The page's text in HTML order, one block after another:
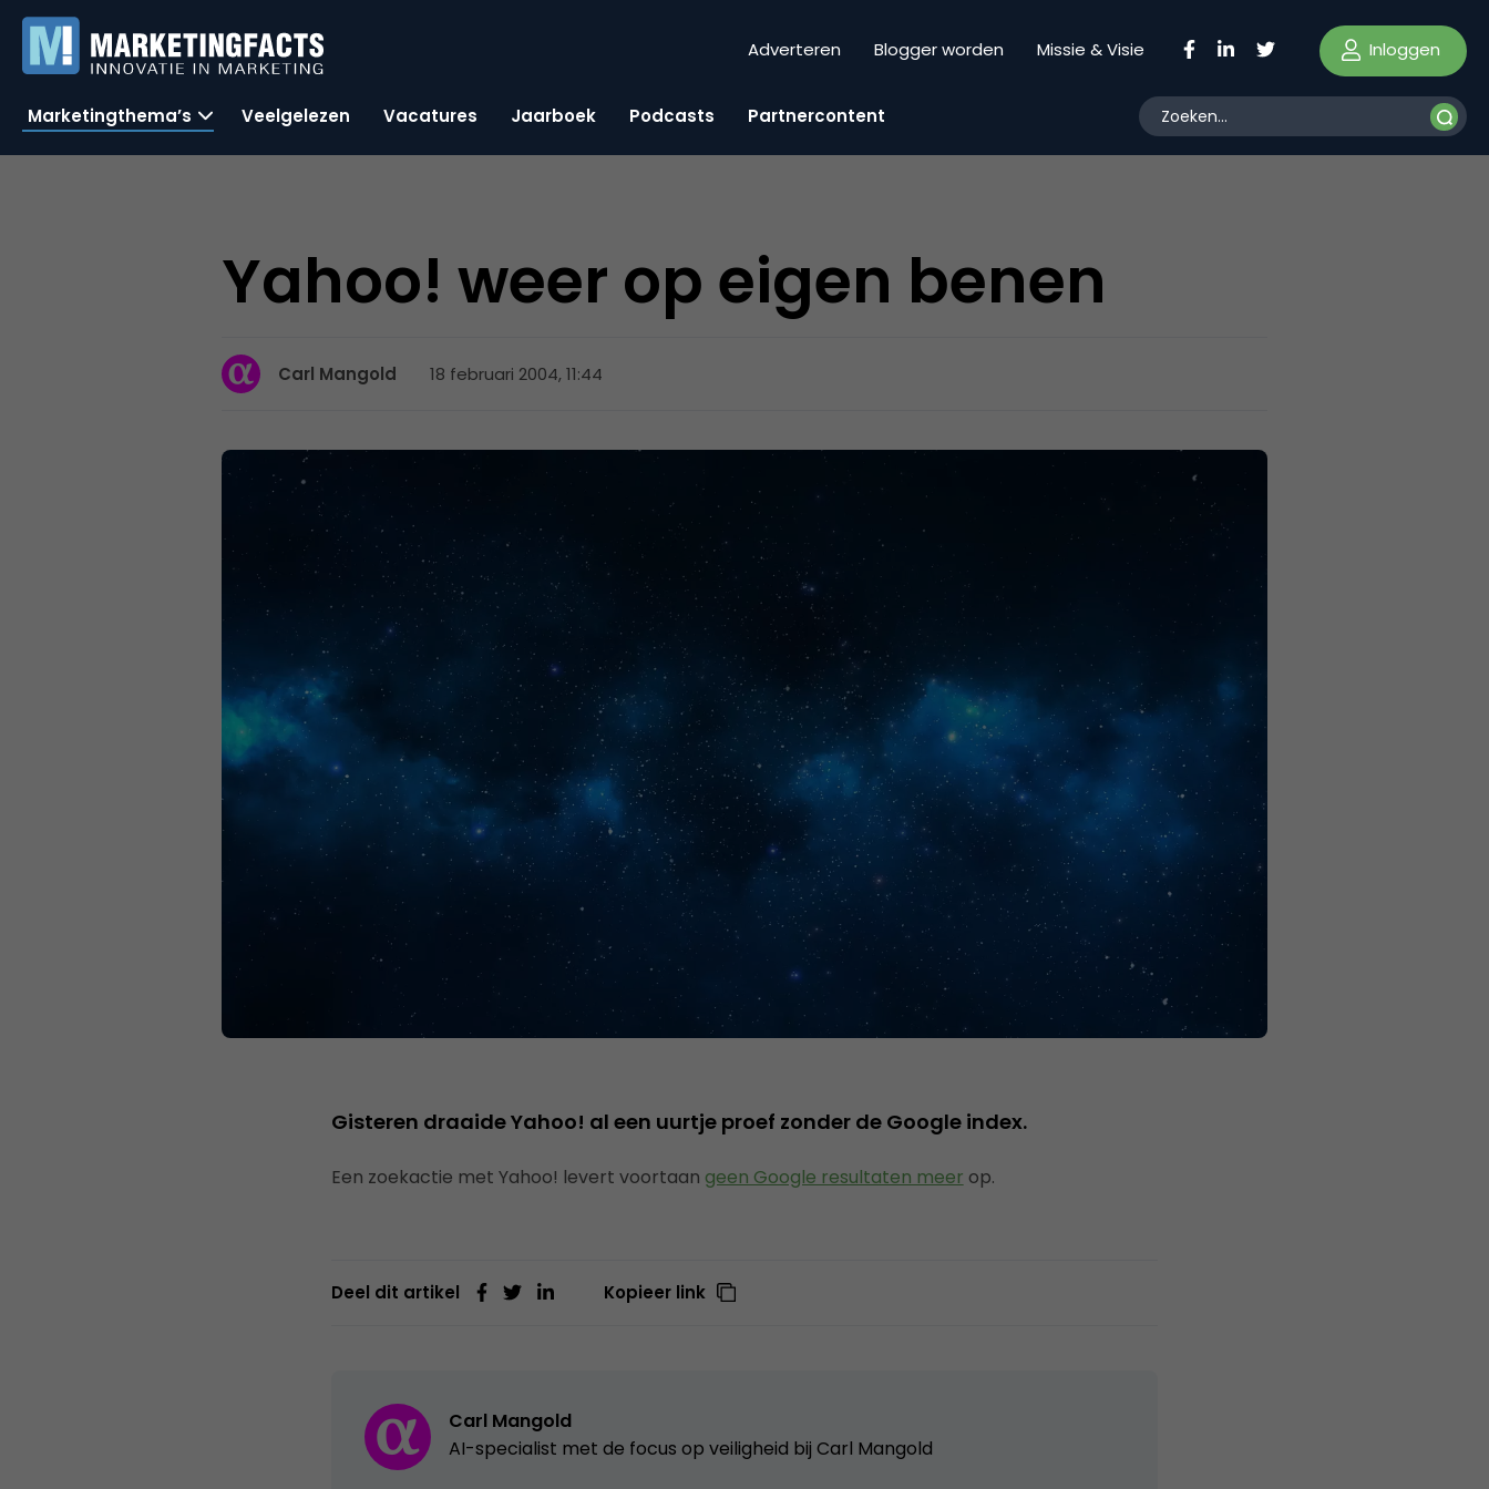
Adverteren Blogger worden Missie & Visie Inloggen
Marketingthema’s Veelgelezen Vacatures Jaarboek Podcasts Partnercontent
Yahoo! weer op eigen benen
Carl Mangold 18 februari 2004, 11:44
Gisteren draaide Yahoo! al een uurtje proef zonder de Google index.
Een zoekactie met Yahoo! levert voortaan geen Google resultaten meer op.
Deel dit artikel Kopieer link
Carl Mangold
AI-specialist met de focus op veiligheid bij Carl Mangold